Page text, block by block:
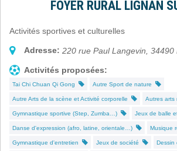
FOYER RURAL LIGNAN
Activités sportives et culturelles
Adresse: 220 rue Paul Langevin 34490
Activités proposées:
Tai Chi Chuan Qi Gong Autre Sport de nature
Autre Arts de la scène et Activité corporelle Autres arts
Gymnastique sportive (Step, Zumba…) Jeux de balle
Danse d'expression (afro, latine, orientale…) Musique
Gymnastique d'entretien Jeux de société Dessin